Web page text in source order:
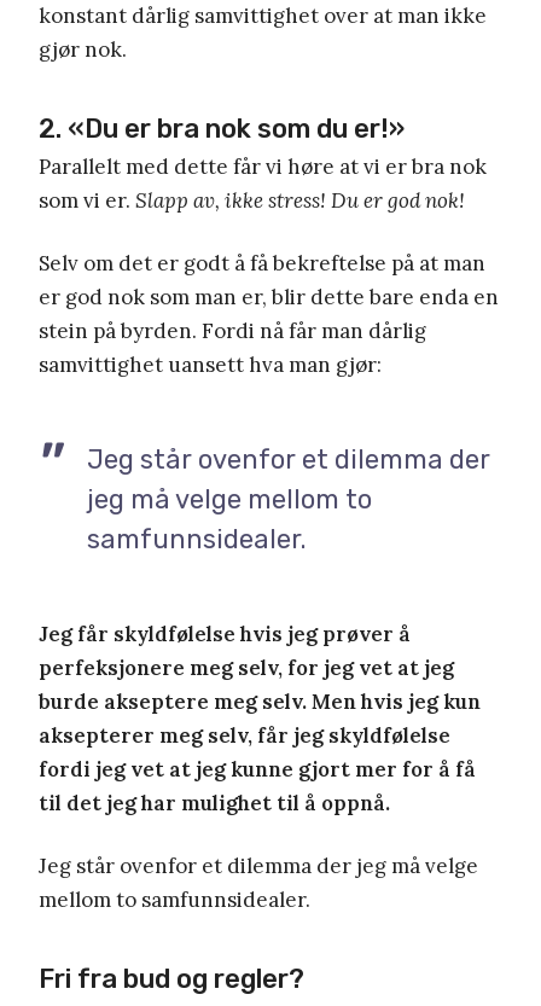
konstant dårlig samvittighet over at man ikke
gjør nok.
2. «Du er bra nok som du er!»
Parallelt med dette får vi høre at vi er bra nok
som vi er. Slapp av, ikke stress! Du er god nok!
Selv om det er godt å få bekreftelse på at man
er god nok som man er, blir dette bare enda en
stein på byrden. Fordi nå får man dårlig
samvittighet uansett hva man gjør:
Jeg står ovenfor et dilemma der
jeg må velge mellom to
samfunnsidealer.
Jeg får skyldfølelse hvis jeg prøver å
perfeksjonere meg selv, for jeg vet at jeg
burde akseptere meg selv. Men hvis jeg kun
aksepterer meg selv, får jeg skyldfølelse
fordi jeg vet at jeg kunne gjort mer for å få
til det jeg har mulighet til å oppnå.
Jeg står ovenfor et dilemma der jeg må velge
mellom to samfunnsidealer.
Fri fra bud og regler?